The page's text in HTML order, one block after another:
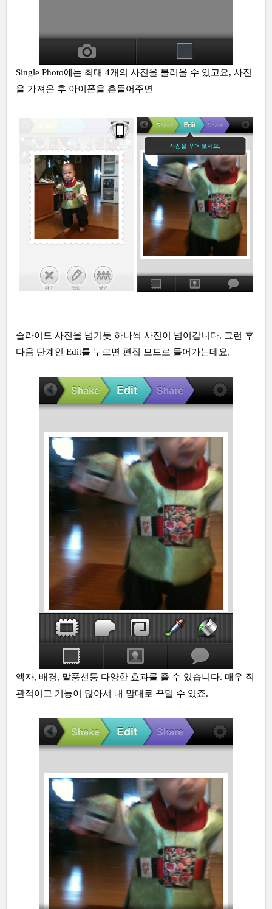
Single Photo에는 최대 4개의 사진을 불러올 수 있고요, 사진
을 가져온 후 아이폰을 흔들어주면
슬라이드 사진을 넘기듯 하나씩 사진이 넘어갑니다. 그런 후
다음 단계인 Edit를 누르면 편집 모드로 들어가는데요,
액자, 배경, 말풍선등 다양한 효과를 줄 수 있습니다. 매우 직
관적이고 기능이 많아서 내 맘대로 꾸밀 수 있죠.